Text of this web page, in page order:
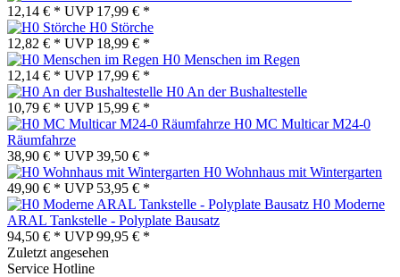
12,14 € * UVP 17,99 € *
H0 Störche
12,82 € * UVP 18,99 € *
H0 Menschen im Regen
12,14 € * UVP 17,99 € *
H0 An der Bushaltestelle
10,79 € * UVP 15,99 € *
H0 MC Multicar M24-0
Räumfahrze
38,90 € * UVP39,50 € *
H0 Wohnhaus mit Wintergarten
49,90 € * UVP 53,95 € *
H0 Moderne
ARAL Tankstelle - Polyplate Bausatz
94,50 € * UVP99,95 € *
Zuletzt angesehen
Service Hotline